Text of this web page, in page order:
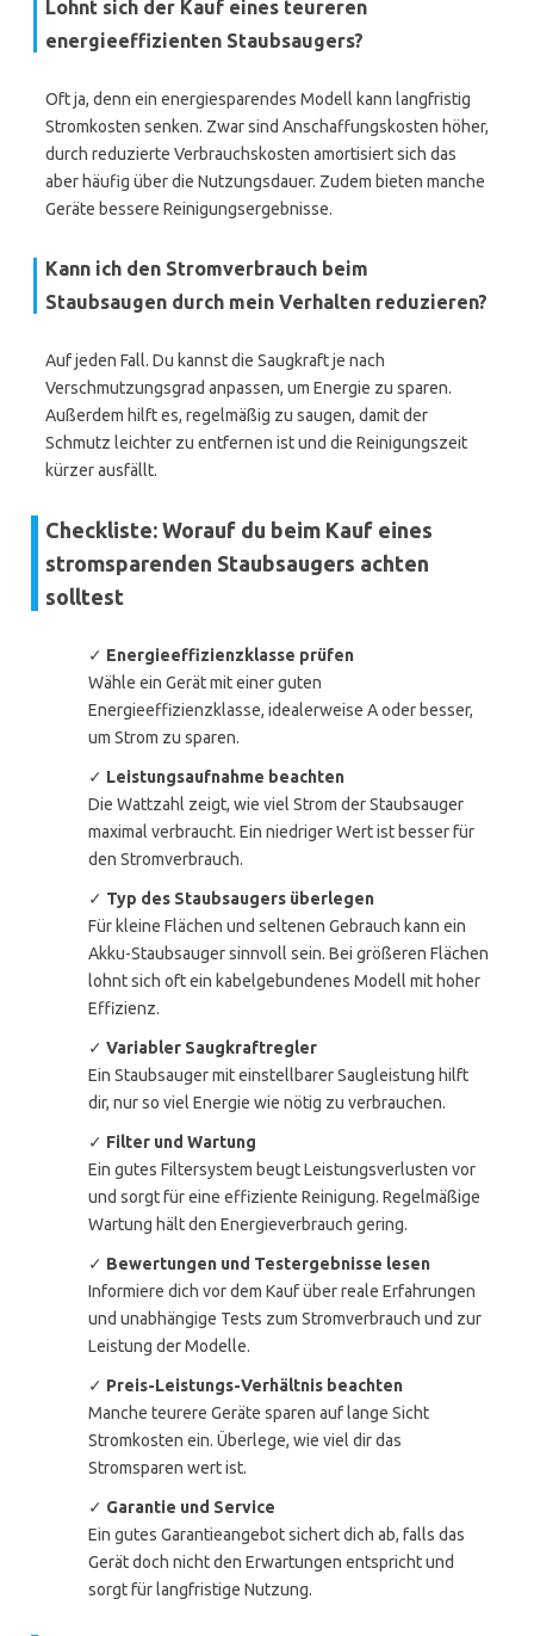
Lohnt sich der Kauf eines teureren
energieeffizienten Staubsaugers?
Oft ja, denn ein energiesparendes Modell kann langfristig
Stromkosten senken. Zwar sind Anschaffungskosten höher,
durch reduzierte Verbrauchskosten amortisiert sich das
aber häufig über die Nutzungsdauer. Zudem bieten manche
Geräte bessere Reinigungsergebnisse.
Kann ich den Stromverbrauch beim
Staubsaugen durch mein Verhalten reduzieren?
Auf jeden Fall. Du kannst die Saugkraft je nach
Verschmutzungsgrad anpassen, um Energie zu sparen.
Außerdem hilft es, regelmäßig zu saugen, damit der
Schmutz leichter zu entfernen ist und die Reinigungszeit
kürzer ausfällt.
Checkliste: Worauf du beim Kauf eines
stromsparenden Staubsaugers achten
solltest
✓ Energieeffizienzklasse prüfen
Wähle ein Gerät mit einer guten
Energieeffizienzklasse, idealerweise A oder besser,
um Strom zu sparen.
✓ Leistungsaufnahme beachten
Die Wattzahl zeigt, wie viel Strom der Staubsauger
maximal verbraucht. Ein niedriger Wert ist besser für
den Stromverbrauch.
✓ Typ des Staubsaugers überlegen
Für kleine Flächen und seltenen Gebrauch kann ein
Akku-Staubsauger sinnvoll sein. Bei größeren Flächen
lohnt sich oft ein kabelgebundenes Modell mit hoher
Effizienz.
✓ Variabler Saugkraftregler
Ein Staubsauger mit einstellbarer Saugleistung hilft
dir, nur so viel Energie wie nötig zu verbrauchen.
✓ Filter und Wartung
Ein gutes Filtersystem beugt Leistungsverlusten vor
und sorgt für eine effiziente Reinigung. Regelmäßige
Wartung hält den Energieverbrauch gering.
✓ Bewertungen und Testergebnisse lesen
Informiere dich vor dem Kauf über reale Erfahrungen
und unabhängige Tests zum Stromverbrauch und zur
Leistung der Modelle.
✓ Preis-Leistungs-Verhältnis beachten
Manche teurere Geräte sparen auf lange Sicht
Stromkosten ein. Überlege, wie viel dir das
Stromsparen wert ist.
✓ Garantie und Service
Ein gutes Garantieangebot sichert dich ab, falls das
Gerät doch nicht den Erwartungen entspricht und
sorgt für langfristige Nutzung.